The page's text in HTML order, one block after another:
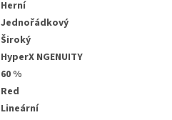
Herní
Jednořádkový
Široký
HyperX NGENUITY
60 %
Red
Lineární